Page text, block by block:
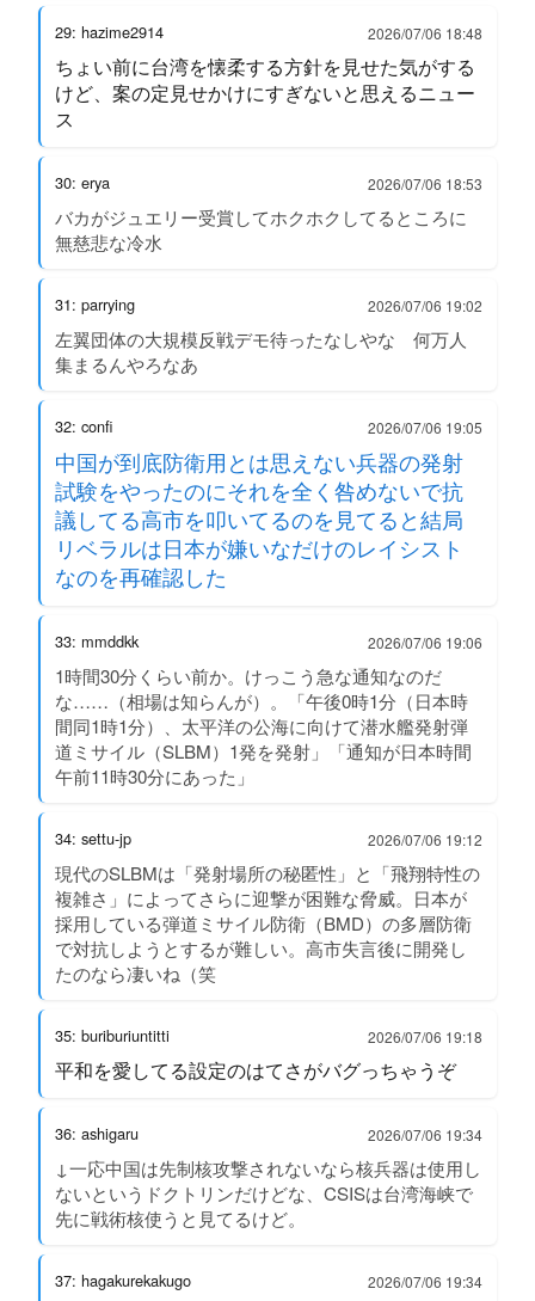
29: hazime2914 2026/07/06 18:48
ちょい前に台湾を懐柔する方針を見せた気がする
けど、案の定見せかけにすぎないと思えるニュー
ス
30: erya 2026/07/06 18:53
バカがジュエリー受賞してホクホクしてるところに
無慈悲な冷水
31: parrying 2026/07/06 19:02
左翼団体の大規模反戦デモ待ったなしやな 何万人
集まるんやろなあ
32: confi 2026/07/06 19:05
中国が到底防衛用とは思えない兵器の発射
試験をやったのにそれを全く咎めないで抗
議してる高市を叩いてるのを見てると結局
リベラルは日本が嫌いなだけのレイシスト
なのを再確認した
33: mmddkk 2026/07/06 19:06
1時間30分くらい前か。けっこう急な通知なのだ
な……（相場は知らんが）。「午後0時1分（日本時
間同1時1分）、太平洋の公海に向けて潜水艦発射弾
道ミサイル（SLBM）1発を発射」「通知が日本時間
午前11時30分にあった」
34: settu-jp 2026/07/06 19:12
現代のSLBMは「発射場所の秘匿性」と「飛翔特性の
複雑さ」によってさらに迎撃が困難な脅威。日本が
採用している弾道ミサイル防衛（BMD）の多層防衛
で対抗しようとするが難しい。高市失言後に開発し
たのなら凄いね（笑
35: buriburiuntitti 2026/07/06 19:18
平和を愛してる設定のはてさがバグっちゃうぞ
36: ashigaru 2026/07/06 19:34
↓一応中国は先制核攻撃されないなら核兵器は使用し
ないというドクトリンだけどな、CSISは台湾海峡で
先に戦術核使うと見てるけど。
37: hagakurekakugo 2026/07/06 19:34